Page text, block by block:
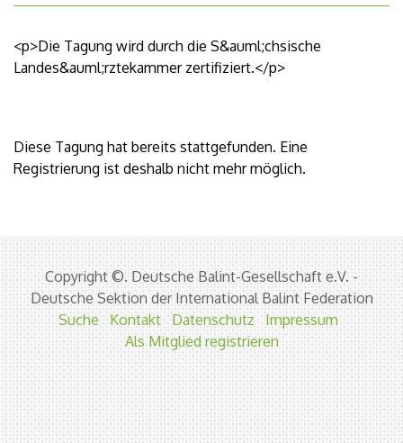
<p>Die Tagung wird durch die S&auml;chsische
Landes&auml;rztekammer zertifiziert.</p>
Diese Tagung hat bereits stattgefunden. Eine
Registrierung ist deshalb nicht mehr möglich.
Copyright ©. Deutsche Balint-Gesellschaft e.V. -
Deutsche Sektion der International Balint Federation
Suche
Kontakt Datenschutz
Impressum
Als Mitglied registrieren